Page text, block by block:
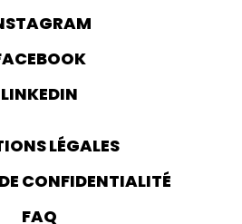
LINKEDIN
LÉGALES
CONFIDENTIALITÉ
FAQ